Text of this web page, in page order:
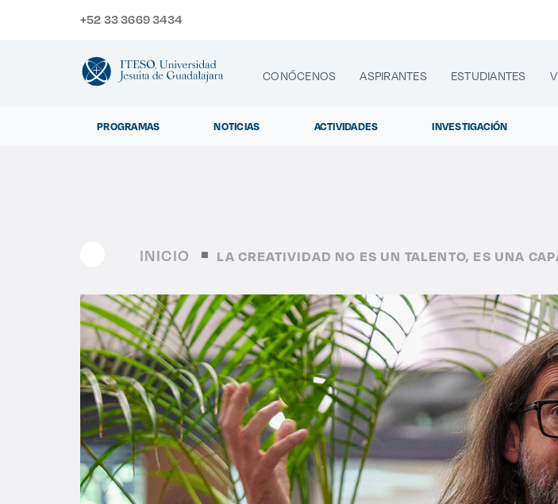
+52 33 3669 3434
CONÓCENOS ASPIRANTES ESTUDIANTES
PROGRAMAS NOTICIAS ACTIVIDADES INVESTIGACIÓN
Diplomados y Cur|
Enlaces de interés
Aspirantes
INICIO LA CREATIVIDAD NO ES UN TALENTO, ES UNA